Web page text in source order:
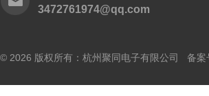
3472761974@qq.com
© 2026 版权所有：杭州聚同电子有限公司 备案